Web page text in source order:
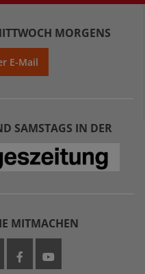
MORGENS
E-Mail
SAMSTAGS IN DER
MITMACHEN